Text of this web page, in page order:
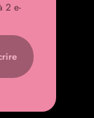
2 e-